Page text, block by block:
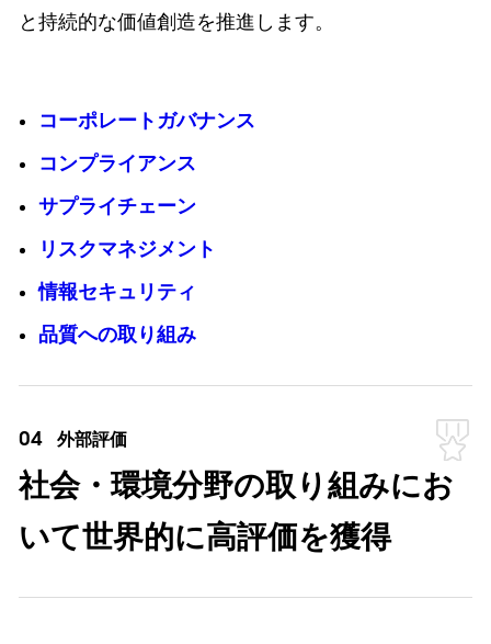
と持続的な価値創造を推進します。
コーポレートガバナンス
コンプライアンス
サプライチェーン
リスクマネジメント
情報セキュリティ
品質への取り組み
04 外部評価
社会・環境分野の取り組みにお
いて世界的に高評価を獲得